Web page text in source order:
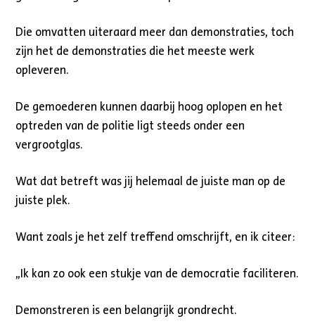
Die omvatten uiteraard meer dan demonstraties, toch
zijn het de demonstraties die het meeste werk
opleveren.
De gemoederen kunnen daarbij hoog oplopen en het
optreden van de politie ligt steeds onder een
vergrootglas.
Wat dat betreft was jij helemaal de juiste man op de
juiste plek.
Want zoals je het zelf treffend omschrijft, en ik citeer:
,,Ik kan zo ook een stukje van de democratie faciliteren.
Demonstreren is een belangrijk grondrecht.